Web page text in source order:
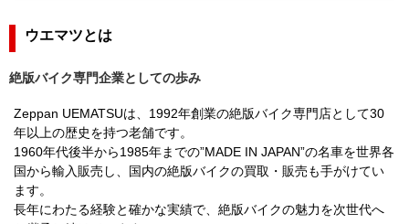
ウエマツとは
絶版バイク専門企業としての歩み
Zeppan UEMATSUは、1992年創業の絶版バイク専門店として30
年以上の歴史を持つ老舗です。
1960年代後半から1985年までの”MADE IN JAPAN”の名車を世界各
国から輸入販売し、国内の絶版バイクの買取・販売も手がけてい
ます。
長年にわたる経験と確かな実績で、絶版バイクの魅力を次世代へ